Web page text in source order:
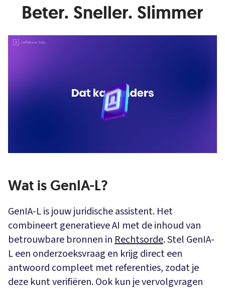
Beter. Sneller. Slimmer
Wat is GenIA-L?
GenIA-L is jouw juridische assistent. Het
combineert generatieve AI met de inhoud van
betrouwbare bronnen inRechtsorde. Stel GenIA-
L een onderzoeksvraag en krijg direct een
antwoord compleet met referenties, zodat je
deze kunt verifiëren. Ook kun je vervolgvragen